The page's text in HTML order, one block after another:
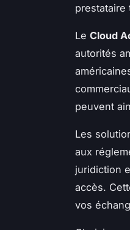
Le Cloud
autorités
peuvent
Les
aux
juridiction
accès.
vos